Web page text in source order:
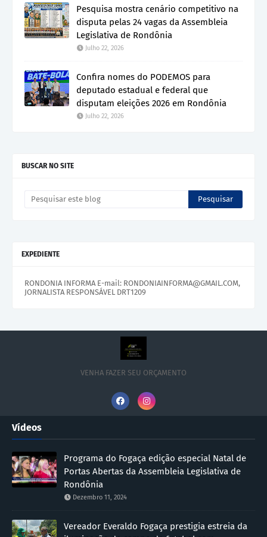
Pesquisa mostra cenário competitivo na
disputa pelas 24 vagas da Assembleia
Legislativa de Rondônia
Julho 22, 2026
Confira nomes do PODEMOS para
deputado estadual e federal que
disputam eleições 2026 em Rondônia
Julho 22, 2026
BUSCAR NO SITE
EXPEDIENTE
RONDONIA INFORMA E-mail: RONDONIAINFORMA@GMAIL.COM,
JORNALISTA RESPONSÁVEL DRT1209
VENHA FAZER SEU ORÇAMENTO
Vídeos
Programa do Fogaça edição especial Natal de
Portas Abertas da Assembleia Legislativa de
Rondônia
Dezembro 11, 2024
Vereador Everaldo Fogaça prestigia estreia da